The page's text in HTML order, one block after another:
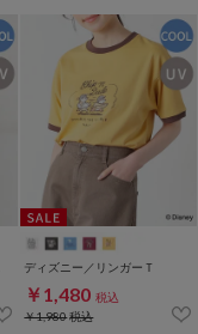
ディズニー／リンガーＴ
￥1,480 税込
￥1,980税込